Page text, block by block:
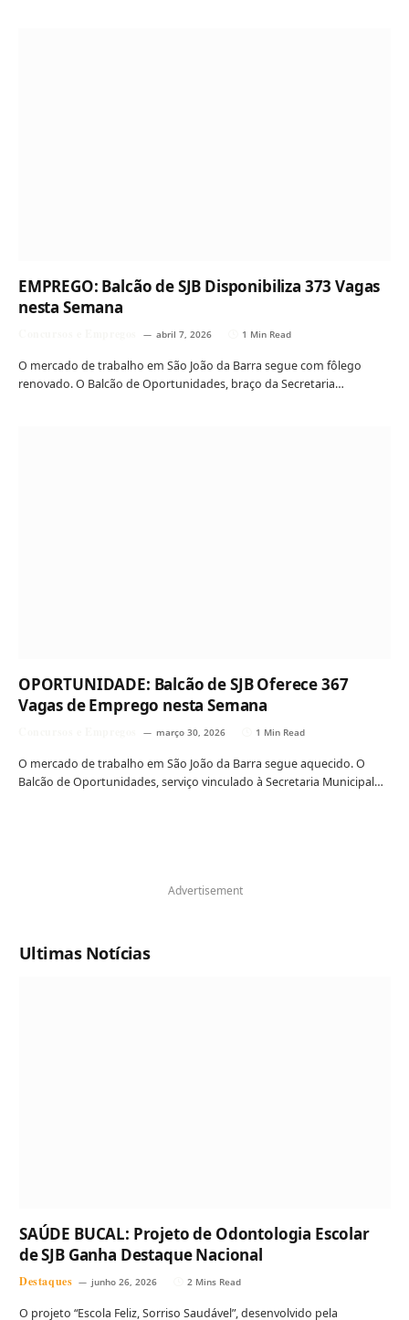
EMPREGO: Balcão de SJB Disponibiliza 373 Vagas
nesta Semana
abril 7, 2026 1 Min Read
O mercado de trabalho em São João da Barra segue com fôlego
renovado. O Balcão de Oportunidades, braço da Secretaria…
OPORTUNIDADE: Balcão de SJB Oferece 367
Vagas de Emprego nesta Semana
março 30, 2026 1 Min Read
O mercado de trabalho em São João da Barra segue aquecido. O
Balcão de Oportunidades, serviço vinculado à Secretaria Municipal…
Advertisement
Ultimas Notícias
SAÚDE BUCAL: Projeto de Odontologia Escolar
de SJB Ganha Destaque Nacional
Destaques junho 26, 2026 2 Mins Read
O projeto “Escola Feliz, Sorriso Saudável”, desenvolvido pela